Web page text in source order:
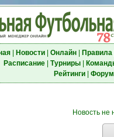
| Новости| Онлайн| Правила|
Расписание| Турниры|
Рейтинги| Форум
Новость не